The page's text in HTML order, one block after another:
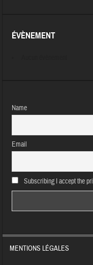
ÉVÈNEMENT
Name
Email
Subscribing I accept the
MENTIONS LÉGALES